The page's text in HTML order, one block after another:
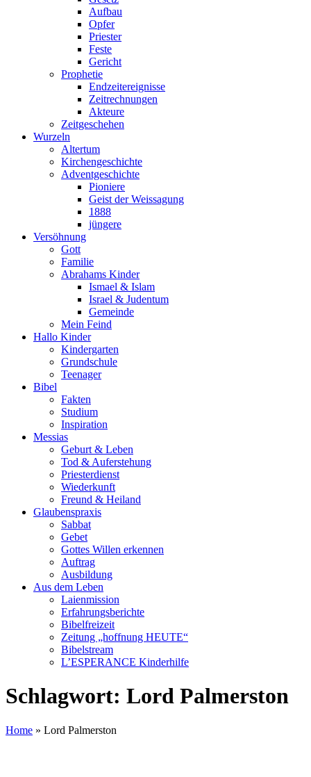
Aufbau
Opfer
Priester
Feste
Gericht
Prophetie
Endzeitereignisse
Zeitrechnungen
Akteure
Zeitgeschehen
Wurzeln
Altertum
Kirchengeschichte
Adventgeschichte
Pioniere
Geist der Weissagung
1888
jüngere
Versöhnung
Gott
Familie
Abrahams Kinder
Ismael & Islam
Israel & Judentum
Gemeinde
Mein Feind
Hallo Kinder
Kindergarten
Grundschule
Teenager
Bibel
Fakten
Studium
Inspiration
Messias
Geburt & Leben
Tod & Auferstehung
Priesterdienst
Wiederkunft
Freund & Heiland
Glaubenspraxis
Sabbat
Gebet
Gottes Willen erkennen
Auftrag
Ausbildung
Aus dem Leben
Laienmission
Erfahrungsberichte
Bibelfreizeit
Zeitung „hoffnung HEUTE“
Bibelstream
L’ESPERANCE Kinderhilfe
Schlagwort: Lord Palmerston
Home » Lord Palmerston